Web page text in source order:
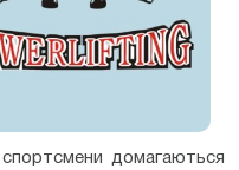
спортсмени домагаються